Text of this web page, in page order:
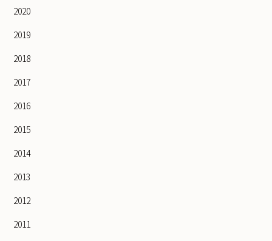
2020
2019
2018
2017
2016
2015
2014
2013
2012
2011